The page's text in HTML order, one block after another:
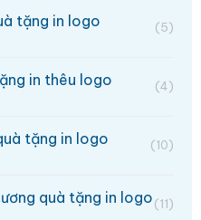
tặng in logo (5)
in thêu logo (4)
tặng in logo (10)
quà tặng in logo(11)